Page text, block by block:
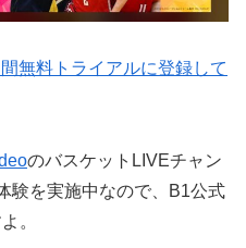
無料トライアルに登録して
のバスケットLIVEチャン
験を実施中なので、B1公式
。